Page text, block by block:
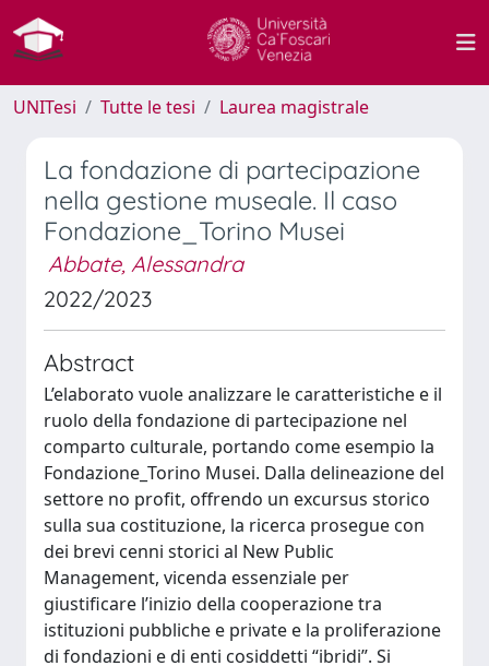
UNITesi Tutte le tesi Laurea magistrale
La fondazione di partecipazione
nella gestione museale. Il caso
Fondazione_Torino Musei
Abbate, Alessandra
2022/2023
Abstract
L’elaborato vuole analizzare le caratteristiche e il
ruolo della fondazione di partecipazione nel
comparto culturale, portando come esempio la
Fondazione_Torino Musei. Dalla delineazione del
settore no profit, offrendo un excursus storico
sulla sua costituzione, la ricerca prosegue con
dei brevi cenni storici al New Public
Management, vicenda essenziale per
giustificare l’inizio della cooperazione tra
istituzioni pubbliche e private e la proliferazione
di fondazioni e di enti cosiddetti “ibridi”. Si